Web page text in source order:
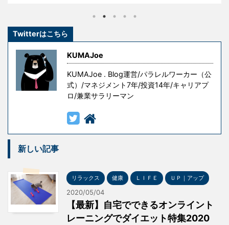
ただし授業料が高すぎる 』というものです。 失敗はコ
意味がありますが、無意味な ...
Twitterはこちら
KUMAJoe
KUMAJoe . Blog運営/パラレルワーカー（公
式）/マネジメント7年/投資14年/キャリアプ
ロ/兼業サラリーマン
新しい記事
リラックス 健康 ＬＩＦＥ ＵＰ｜アップ
2020/05/04
【最新】自宅でできるオンライント
レーニングでダイエット特集2020